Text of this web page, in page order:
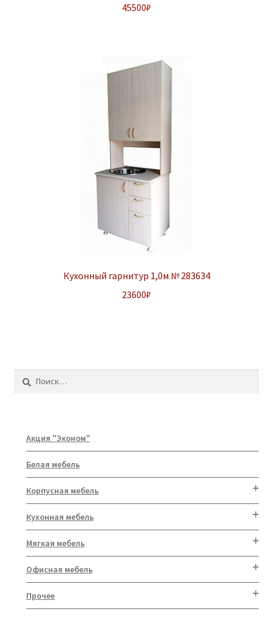
45500₽
Кухонный гарнитур 1,0м № 283634
23600₽
Акция "Эконом"
Белая мебель
Корпусная мебель
Кухонная мебель
Мягкая мебель
Офисная мебель
Прочее